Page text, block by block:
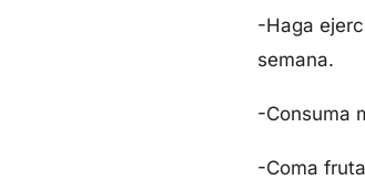
-Haga
semana.
-Consuma
-Coma